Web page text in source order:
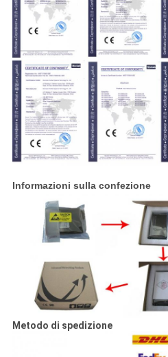
Informazioni sulla confezione
Metodo di spedizione